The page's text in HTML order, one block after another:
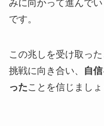
みに向かって進んで
です。
この兆しを受け取っ
挑戦に向き合い、 自
ったことを信じましょ